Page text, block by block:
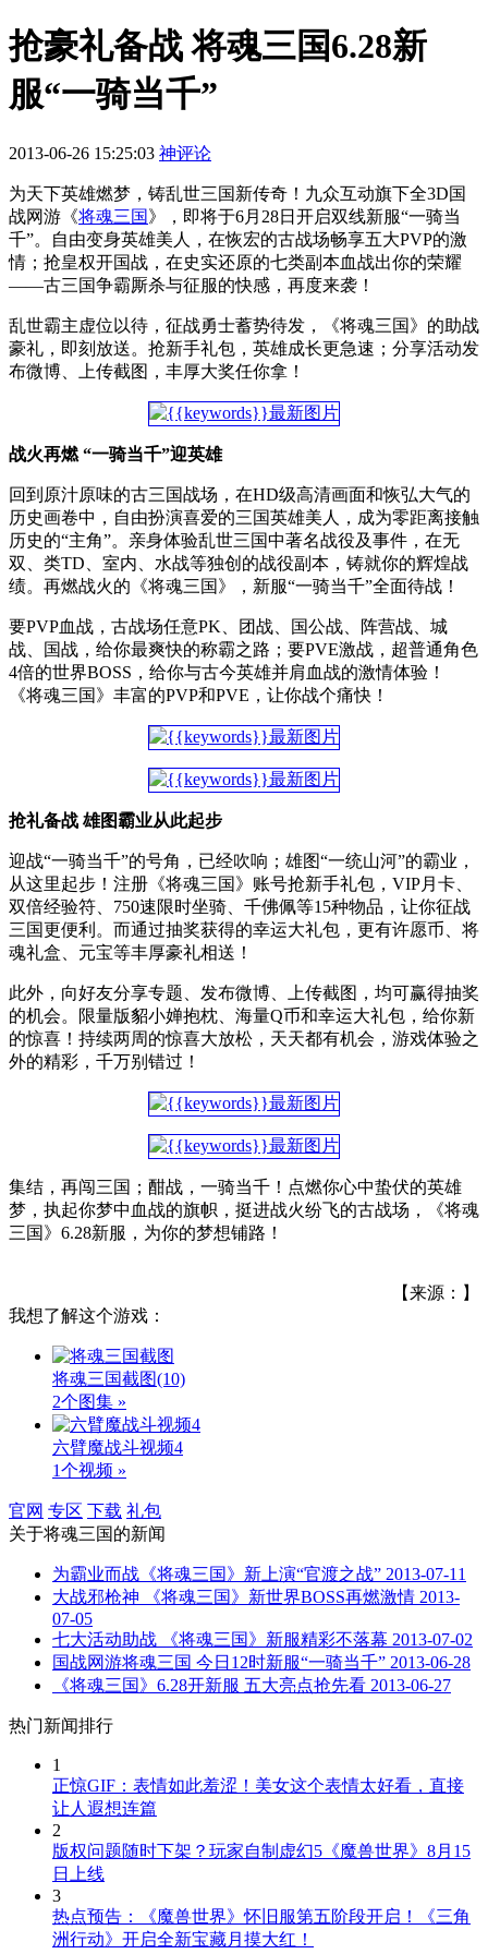
抢豪礼备战 将魂三国6.28新
服“一骑当千”
2013-06-26 15:25:03 神评论
为天下英雄燃梦，铸乱世三国新传奇！九众互动旗下全3D国
战网游《将魂三国》，即将于6月28日开启双线新服“一骑当
千”。自由变身英雄美人，在恢宏的古战场畅享五大PVP的激
情；抢皇权开国战，在史实还原的七类副本血战出你的荣耀
——古三国争霸厮杀与征服的快感，再度来袭！
乱世霸主虚位以待，征战勇士蓄势待发，《将魂三国》的助战
豪礼，即刻放送。抢新手礼包，英雄成长更急速；分享活动发
布微博、上传截图，丰厚大奖任你拿！
战火再燃 “一骑当千”迎英雄
回到原汁原味的古三国战场，在HD级高清画面和恢弘大气的
历史画卷中，自由扮演喜爱的三国英雄美人，成为零距离接触
历史的“主角”。亲身体验乱世三国中著名战役及事件，在无
双、类TD、室内、水战等独创的战役副本，铸就你的辉煌战
绩。再燃战火的《将魂三国》，新服“一骑当千”全面待战！
要PVP血战，古战场任意PK、团战、国公战、阵营战、城
战、国战，给你最爽快的称霸之路；要PVE激战，超普通角色
4倍的世界BOSS，给你与古今英雄并肩血战的激情体验！
《将魂三国》丰富的PVP和PVE，让你战个痛快！
抢礼备战 雄图霸业从此起步
迎战“一骑当千”的号角，已经吹响；雄图“一统山河”的霸业，
从这里起步！注册《将魂三国》账号抢新手礼包，VIP月卡、
双倍经验符、750速限时坐骑、千佛佩等15种物品，让你征战
三国更便利。而通过抽奖获得的幸运大礼包，更有许愿币、将
魂礼盒、元宝等丰厚豪礼相送！
此外，向好友分享专题、发布微博、上传截图，均可赢得抽奖
的机会。限量版貂小婵抱枕、海量Q币和幸运大礼包，给你新
的惊喜！持续两周的惊喜大放松，天天都有机会，游戏体验之
外的精彩，千万别错过！
集结，再闯三国；酣战，一骑当千！点燃你心中蛰伏的英雄
梦，执起你梦中血战的旗帜，挺进战火纷飞的古战场，《将魂
三国》6.28新服，为你的梦想铺路！
【来源：】
我想了解这个游戏：
将魂三国截图(10)
2个图集 »
六臂魔战斗视频4
1个视频 »
官网 专区 下载 礼包
关于将魂三国的新闻
为霸业而战《将魂三国》新上演“官渡之战” 2013-07-11
大战邪枪神 《将魂三国》新世界BOSS再燃激情 2013-
07-05
七大活动助战 《将魂三国》新服精彩不落幕 2013-07-02
国战网游将魂三国 今日12时新服“一骑当千” 2013-06-28
《将魂三国》6.28开新服 五大亮点抢先看 2013-06-27
热门新闻排行
1
正惊GIF：表情如此羞涩！美女这个表情太好看，直接
让人遐想连篇
2
版权问题随时下架？玩家自制虚幻5《魔兽世界》8月15
日上线
3
热点预告：《魔兽世界》怀旧服第五阶段开启！《三角
洲行动》开启全新宝藏月摸大红！